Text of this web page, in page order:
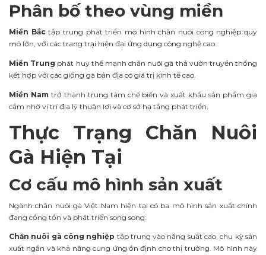
Phân bố theo vùng miền
Miền Bắctập trung phát triển mô hình chăn nuôi công nghiệp quy
mô lớn, với các trang trại hiện đại ứng dụng công nghệ cao.
Miền Trung phát huy thế mạnh chăn nuôi gà thả vườn truyền thống
kết hợp với các giống gà bản địa có giá trị kinh tế cao.
Miền Nam trở thành trung tâm chế biến và xuất khẩu sản phẩm gia
cầm nhờ vị trí địa lý thuận lợi và cơ sở hạ tầng phát triển.
Thực Trạng Chăn Nuôi
Gà Hiện Tại
Cơ cấu mô hình sản xuất
Ngành chăn nuôi gà Việt Nam hiện tại có ba mô hình sản xuất chính
đang cồng tồn và phát triển song song:
Chăn nuôi gà công nghiệp tập trung vào năng suất cao, chu kỳ sản
xuất ngắn và khả năng cung ứng ổn định cho thị trường. Mô hình này